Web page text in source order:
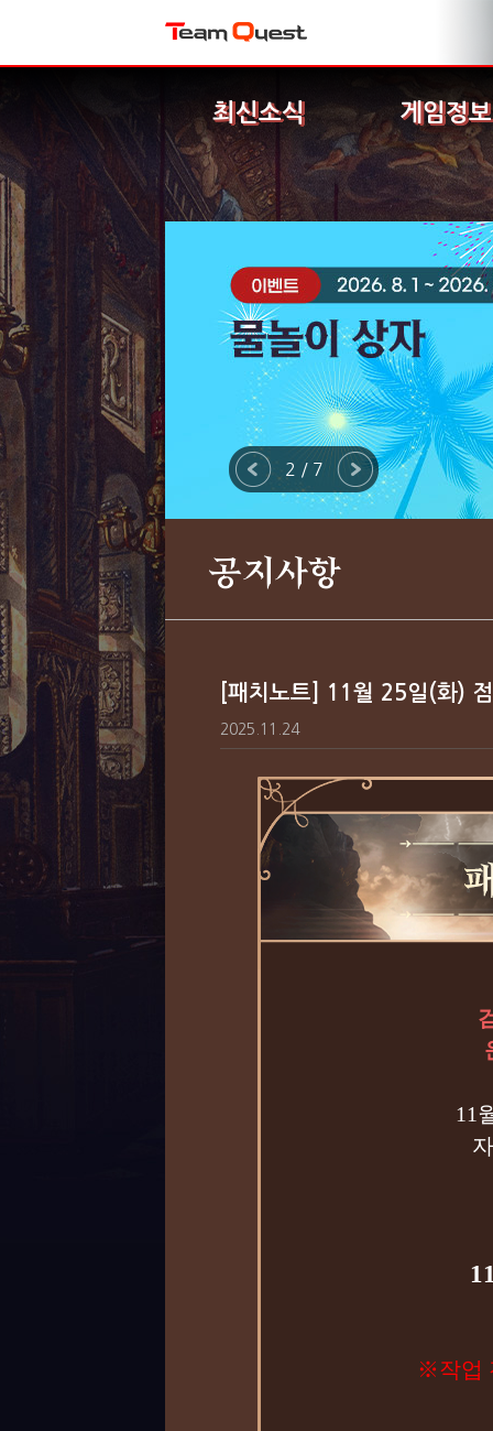
최신소식 게임정보
2 / 7
공지사항
[패치노트] 11월 25일(화)
2025.11.24
11
※작업